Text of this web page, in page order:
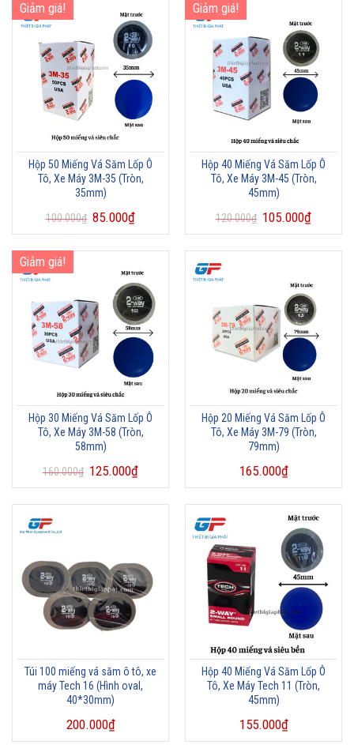
Giảm giá!
Hộp 50 Miếng Vá Săm Lốp Ô
Tô, Xe Máy 3M-35 (Tròn,
35mm)
100.000₫ 85.000₫
Giảm giá!
Hộp 40 Miếng Vá Săm Lốp Ô
Tô, Xe Máy 3M-45 (Tròn,
45mm)
120.000₫ 105.000₫
Giảm giá!
Hộp 30 Miếng Vá Săm Lốp Ô
Tô, Xe Máy 3M-58 (Tròn,
58mm)
160.000₫ 125.000₫
Hộp 20 Miếng Vá Săm Lốp Ô
Tô, Xe Máy 3M-79 (Tròn,
79mm)
165.000₫
Túi 100 miếng vá săm ô tô, xe
máy Tech 16 (Hình oval,
40*30mm)
200.000₫
Hộp 40 Miếng Vá Săm Lốp Ô
Tô, Xe Máy Tech 11 (Tròn,
45mm)
155.000₫